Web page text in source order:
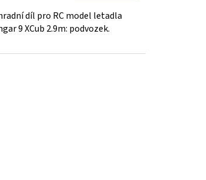
díl pro RC model letadla
9 XCub 2.9m: podvozek.